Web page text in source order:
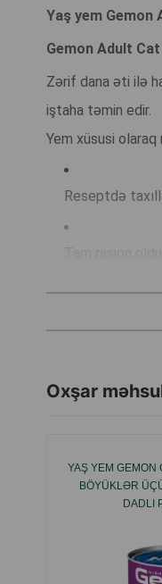
Yaş yem Gemon
Gemon Adult
Zərif dana əti ilə
iştaha təmin edir.
Yem xüsusi olaraq
Reseptdə
Tam rasion
GMO, süni
Yaş və quru
Quru və yaş
Mineral
Oxşar
YAŞ YEM GEMON
BÖYÜKLƏR
DADLI